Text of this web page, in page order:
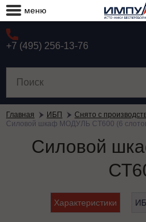
меню
+7 (495) 256-13-76
Главная ИБП
Снято с
Силовой шкаф МОДУЛЬ СТ600 (6
Силовой
Характеристики